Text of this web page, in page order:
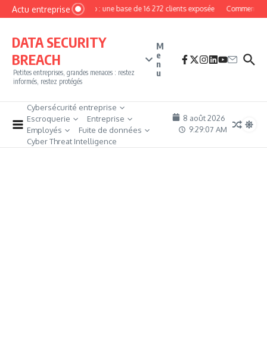
Aller au contenu
Actu entrepriseMyPhoto : une base de 16 272 clients exposée Comment
DATA SECURITY
BREACH
Petites entreprises, grandes menaces : restez
informés, restez protégés
M
e
n
u
Cybersécurité entreprise
Escroquerie
Entreprise
Employés
Fuite de données
Cyber Threat Intelligence
8 août 2026
9:29:08 AM